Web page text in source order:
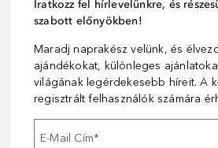
Iratkozz fel hírlevelünkre, és
szabott előnyökben!
Maradj naprakész velünk, és
ajándékokat, különleges
világának legérdekesebb híreit. A
regisztrált felhasználók számára
E-Mail Cím*